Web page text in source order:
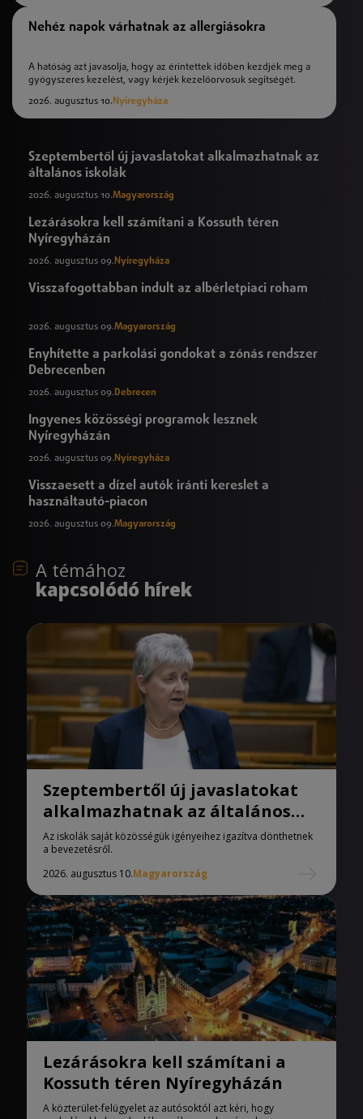
Nehéz napok várhatnak az allergiásokra
A hatóság azt javasolja, hogy az érintettek időben kezdjék meg a
gyógyszeres kezelést, vagy kérjék kezelőorvosuk segítségét.
2026. augusztus 10. Nyíregyháza
Szeptembertől új javaslatokat alkalmazhatnak az
általános iskolák
2026. augusztus 10.Magyarország
Lezárásokra kell számítani a Kossuth téren
Nyíregyházán
2026. augusztus 09. Nyíregyháza
Visszafogottabban indult az albérletpiaci roham
2026. augusztus 09.Magyarország
Enyhítette a parkolási gondokat a zónás rendszer
Debrecenben
2026. augusztus 09.Debrecen
Ingyenes közösségi programok lesznek
Nyíregyházán
2026. augusztus 09. Nyíregyháza
Visszaesett a dízel autók iránti kereslet a
használtautó-piacon
2026. augusztus 09.Magyarország
A témához
kapcsolódó hírek
Szeptembertől új javaslatokat
alkalmazhatnak az általános
iskolák
Az iskolák saját közösségük igényeihez igazítva dönthetnek
a bevezetésről.
2026. augusztus 10.Magyarország
Lezárásokra kell számítani a
Kossuth téren Nyíregyházán
A közterület-felügyelet az autósoktól azt kéri, hogy